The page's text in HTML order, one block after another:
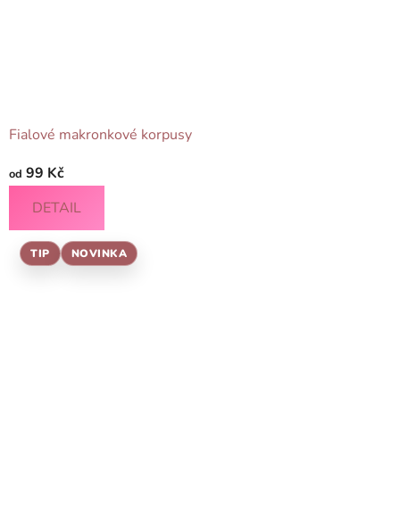
Fialové makronkové korpusy
od 99 Kč
DETAIL
TIP NOVINKA